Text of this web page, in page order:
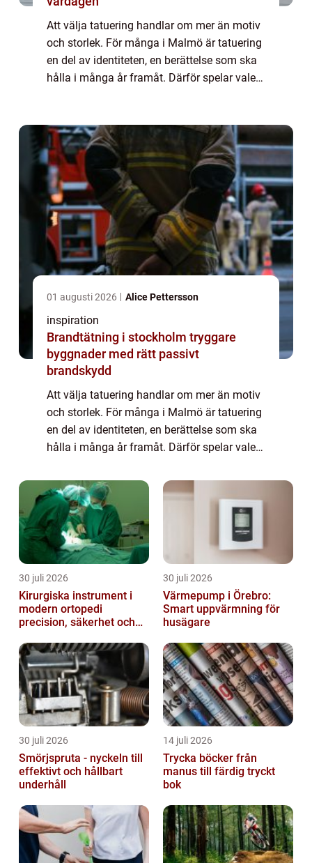
Att välja tatuering handlar om mer än motiv
och storlek. För många i Malmö är tatuering
en del av identiteten, en berättelse som ska
hålla i många år framåt. Därför spelar valet
01 augusti 2026 Alice Pettersson
inspiration
Brandtätning i stockholm tryggare
byggnader med rätt passivt
brandskydd
Att välja tatuering handlar om mer än motiv
och storlek. För många i Malmö är tatuering
en del av identiteten, en berättelse som ska
hålla i många år framåt. Därför spelar valet
en avgörande roll. Den som sö...
30 juli 2026
Kirurgiska instrument i
modern ortopedi
precision, säkerhet och
30 juli 2026
Värmepump i Örebro:
Smart uppvärmning för
husägare
30 juli 2026
Smörjspruta - nyckeln till
effektivt och hållbart
underhåll
14 juli 2026
Trycka böcker från
manus till färdig tryckt
bok